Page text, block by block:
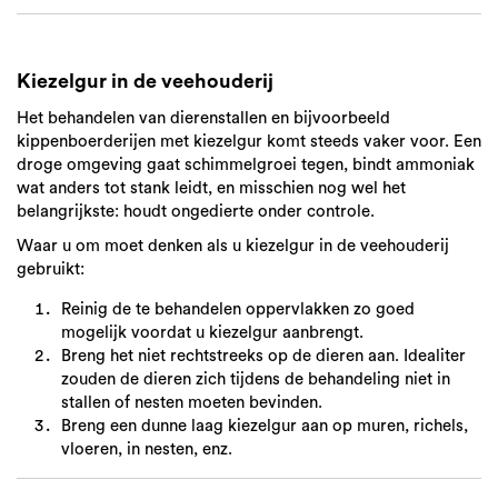
Kiezelgur in de veehouderij
Het behandelen van dierenstallen en bijvoorbeeld
kippenboerderijen met kiezelgur komt steeds vaker voor. Een
droge omgeving gaat schimmelgroei tegen, bindt ammoniak
wat anders tot stank leidt, en misschien nog wel het
belangrijkste: houdt ongedierte onder controle.
Waar u om moet denken als u kiezelgur in de veehouderij
gebruikt:
Reinig de te behandelen oppervlakken zo goed
mogelijk voordat u kiezelgur aanbrengt.
Breng het niet rechtstreeks op de dieren aan. Idealiter
zouden de dieren zich tijdens de behandeling niet in
stallen of nesten moeten bevinden.
Breng een dunne laag kiezelgur aan op muren, richels,
vloeren, in nesten, enz.